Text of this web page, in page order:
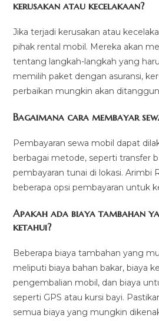
kerusakan atau kecelakaan?
Jika terjadi kerusakan atau
pihak rental mobil. Mereka akan
tentang langkah-langkah yang
memilih paket dengan asuransi,
perbaikan mungkin akan
Bagaimana cara membayar
Pembayaran sewa mobil dapat
berbagai metode, seperti transfer
pembayaran tunai di lokasi. Arimbi
beberapa opsi pembayaran untuk
Apakah ada biaya tambahan
ketahui?
Beberapa biaya tambahan yang
meliputi biaya bahan bakar, biaya
pengembalian mobil, dan biaya
seperti GPS atau kursi bayi.
semua biaya yang mungkin